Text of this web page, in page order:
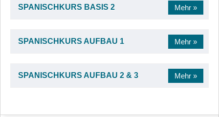
SPANISCHKURS BASIS 2
SPANISCHKURS AUFBAU 1
SPANISCHKURS AUFBAU 2 & 3